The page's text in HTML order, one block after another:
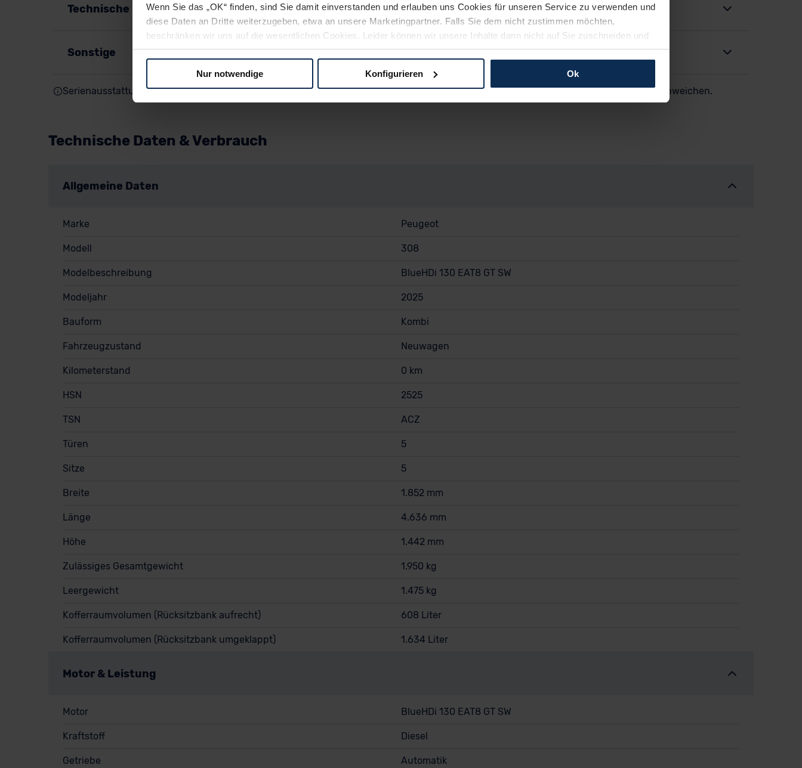
Wenn Sie das „OK“ finden, sind Sie damit einverstanden und erlauben uns Cookies für unseren Service zu verwenden und
diese Daten an Dritte weiterzugeben, etwa an unsere Marketingpartner. Falls Sie dem nicht zustimmen möchten,
beschränken wir uns auf die wesentlichen Cookies. Leider können wir unsere Inhalte dann nicht auf Sie zuschneiden und
Sie somit nicht perfekt auf dem Weg zu Ihrem Neuwagen unterstützen. Sie können die Einstellungen jederzeit anpassen
Angemessenheitsbeschlusses der EU-Kommission (Art. 45 Abs. 1 DSGVO), von Standarddatenschutzklauseln (Art. 46
Nur notwendige Konfigurieren Ok
Technische Details
Sonstige
Serienausstattung (Innen, Außen, Motor & Fahrspaß, Sicherheit, Technische Details, Sonstige) kann von der dargestellten Aufstellung abweichen.
Technische Daten & Verbrauch
Allgemeine Daten
Marke Peugeot
Modell 308
Modelbeschreibung BlueHDi 130 EAT8 GT SW
Modeljahr 2025
Bauform Kombi
Fahrzeugzustand Neuwagen
Kilometerstand 0 km
HSN 2525
TSN ACZ
Türen 5
Sitze 5
Breite 1.852 mm
Länge 4.636 mm
Höhe 1.442 mm
Zulässiges Gesamtgewicht 1.950 kg
Leergewicht 1.475 kg
Kofferraumvolumen (Rücksitzbank aufrecht) 608 Liter
Kofferraumvolumen (Rücksitzbank umgeklappt) 1.634 Liter
Motor & Leistung
Motor BlueHDi 130 EAT8 GT SW
Kraftstoff Diesel
Getriebe Automatik